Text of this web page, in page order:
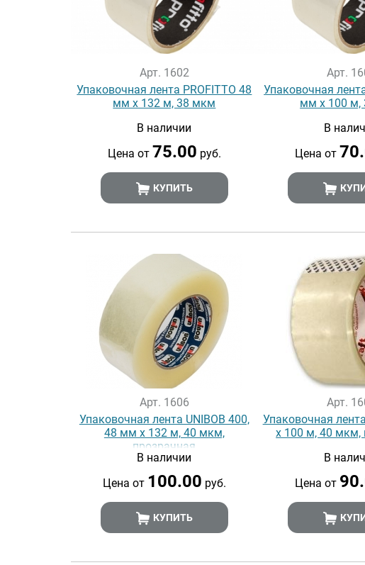
Арт. 1602
Упаковочная лента PROFITTO 48
мм х 132 м, 38 мкм
В наличии
Цена от 75.00 руб.
КУПИТЬ
Арт.
Упаковочная
мм х 100 м,
В
Цена от
Арт. 1606
Упаковочная лента UNIBOB 400,
48 мм х 132 м, 40 мкм,
прозрачная
В наличии
Цена от 100.00 руб.
КУПИТЬ
Арт.
Упаковочная
х 100 м, 40 мкм,
В
Цена от